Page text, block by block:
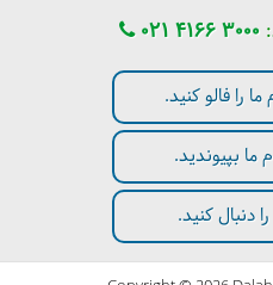
021 4166 3000
ما را فالو کنید.
ما بپیوندید.
دنبال کنید.